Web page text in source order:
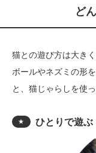
ど
猫との遊び方は大きく
ボールやネズミの形
と、猫じゃらしを使
★ ひとりで遊ぶ